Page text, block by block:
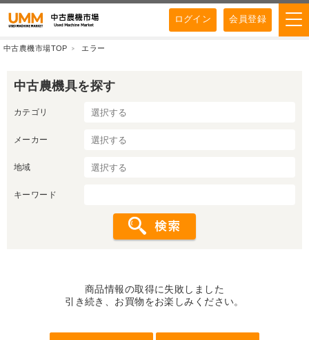
ログイン 会員登録
中古農機市場TOP エラー
中古農機具を探す
カテゴリ
メーカー
地域
キーワード
商品情報の取得に失敗しました
引き続き、お買物をお楽しみください。